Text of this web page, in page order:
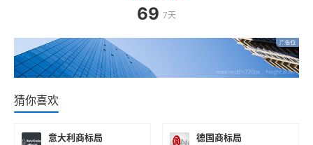
69 7天
猜你喜欢
意大利商标局 德国商标局